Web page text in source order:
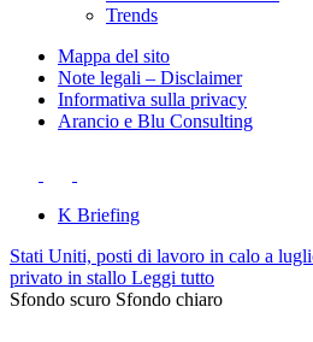
Trends
Mappa del sito
Note legali – Disclaimer
Informativa sulla privacy
Arancio e Blu Consulting
K Briefing
Stati Uniti, posti di lavoro in calo a
privato in stallo Leggi tutto
Sfondo scuro Sfondo chiaro